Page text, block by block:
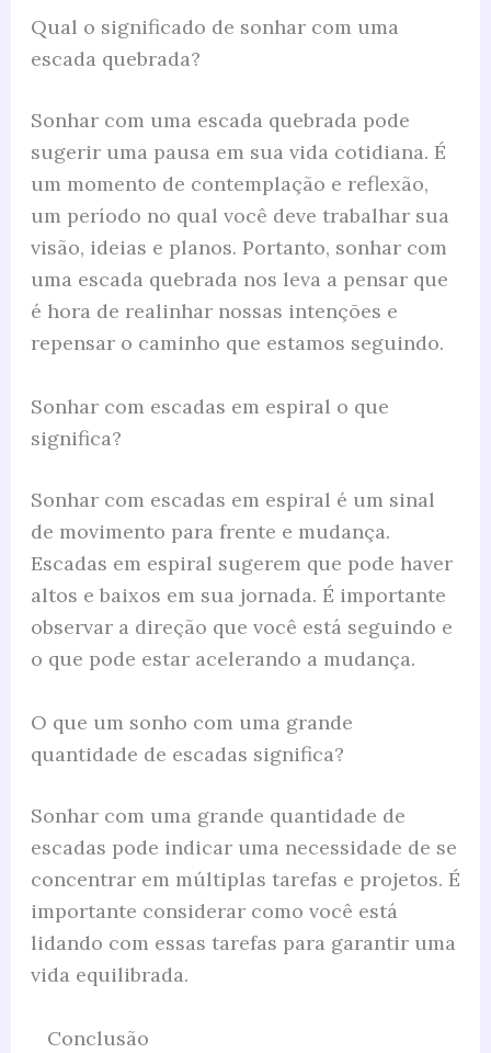
Qual o significado de sonhar com uma
escada quebrada?
Sonhar com uma escada quebrada pode
sugerir uma pausa em sua vida cotidiana. É
um momento de contemplação e reflexão,
um período no qual você deve trabalhar sua
visão, ideias e planos. Portanto, sonhar com
uma escada quebrada nos leva a pensar que
é hora de realinhar nossas intenções e
repensar o caminho que estamos seguindo.
Sonhar com escadas em espiral o que
significa?
Sonhar com escadas em espiral é um sinal
de movimento para frente e mudança.
Escadas em espiral sugerem que pode haver
altos e baixos em sua jornada. É importante
observar a direção que você está seguindo e
o que pode estar acelerando a mudança.
O que um sonho com uma grande
quantidade de escadas significa?
Sonhar com uma grande quantidade de
escadas pode indicar uma necessidade de se
concentrar em múltiplas tarefas e projetos. É
importante considerar como você está
lidando com essas tarefas para garantir uma
vida equilibrada.
Conclusão